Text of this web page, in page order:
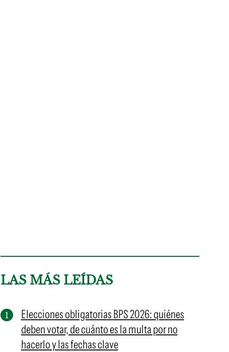
LAS MÁS LEÍDAS
Elecciones obligatorias BPS 2026: quiénes
deben votar, de cuánto es la multa por no
hacerlo y las fechas clave